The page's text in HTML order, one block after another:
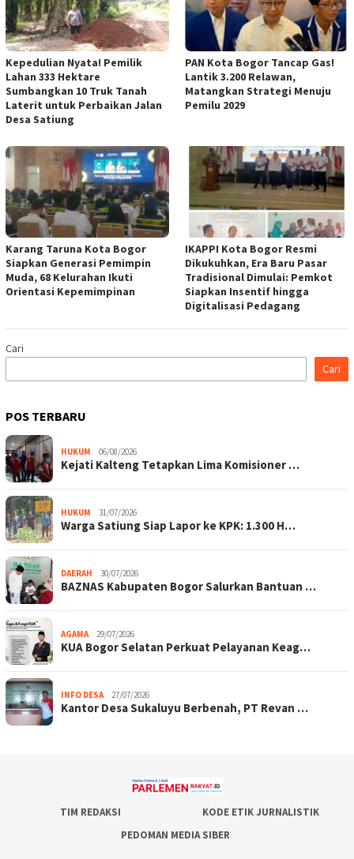
Kepedulian Nyata! Pemilik
Lahan 333 Hektare
Sumbangkan 10 Truk Tanah
Laterit untuk Perbaikan Jalan
Desa Satiung
PAN Kota Bogor Tancap Gas!
Lantik 3.200 Relawan,
Matangkan Strategi Menuju
Pemilu 2029
Karang Taruna Kota Bogor
Siapkan Generasi Pemimpin
Muda, 68 Kelurahan Ikuti
Orientasi Kepemimpinan
IKAPPI Kota Bogor Resmi
Dikukuhkan, Era Baru Pasar
Tradisional Dimulai: Pemkot
Siapkan Insentif hingga
Digitalisasi Pedagang
Cari
Cari
POS TERBARU
HUKUM 06/08/2026
Kejati Kalteng Tetapkan Lima Komisioner …
HUKUM 31/07/2026
Warga Satiung Siap Lapor ke KPK: 1.300 H…
DAERAH 30/07/2026
BAZNAS Kabupaten Bogor Salurkan Bantuan …
AGAMA 29/07/2026
KUA Bogor Selatan Perkuat Pelayanan Keag…
INFO DESA 27/07/2026
Kantor Desa Sukaluyu Berbenah, PT Revan …
TIM REDAKSI
KODE ETIK JURNALISTIK
PEDOMAN MEDIA SIBER